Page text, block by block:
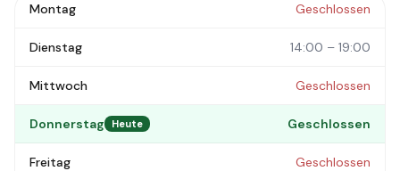
Montag Geschlossen
Dienstag 14:00 – 19:00
Mittwoch Geschlossen
Donnerstag Heute Geschlossen
Freitag Geschlossen